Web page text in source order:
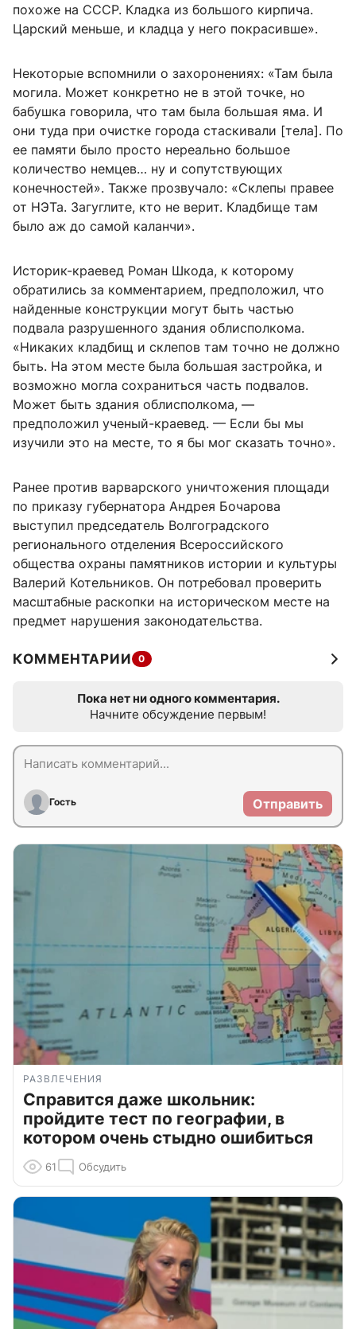
похоже на СССР. Кладка из большого кирпича.
Царский меньше, и кладца у него покрасивше».
Некоторые вспомнили о захоронениях: «Там была
могила. Может конкретно не в этой точке, но
бабушка говорила, что там была большая яма. И
они туда при очистке города стаскивали [тела]. По
ее памяти было просто нереально большое
количество немцев… ну и сопутствующих
конечностей». Также прозвучало: «Склепы правее
от НЭТа. Загуглите, кто не верит. Кладбище там
было аж до самой каланчи».
Историк-краевед Роман Шкода, к которому
обратились за комментарием, предположил, что
найденные конструкции могут быть частью
подвала разрушенного здания облисполкома.
«Никаких кладбищ и склепов там точно не должно
быть. На этом месте была большая застройка, и
возможно могла сохраниться часть подвалов.
Может быть здания облисполкома, —
предположил ученый-краевед. — Если бы мы
изучили это на месте, то я бы мог сказать точно».
Ранее против варварского уничтожения площади
по приказу губернатора Андрея Бочарова
выступил председатель Волгоградского
регионального отделения Всероссийского
общества охраны памятников истории и культуры
Валерий Котельников. Он потребовал проверить
масштабные раскопки на историческом месте на
предмет нарушения законодательства.
КОММЕНТАРИИ 0
Пока нет ни одного комментария.
Начните обсуждение первым!
Гость Отправить
РАЗВЛЕЧЕНИЯ
Справится даже школьник:
пройдите тест по географии, в
котором очень стыдно ошибиться
61 Обсудить